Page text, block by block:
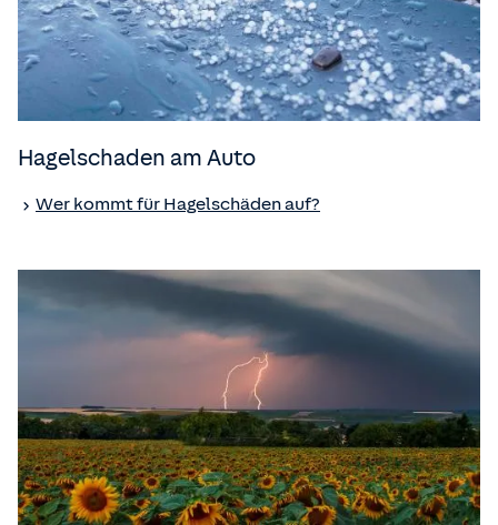
Hagelschaden am Auto
Wer kommt für Hagelschäden auf?